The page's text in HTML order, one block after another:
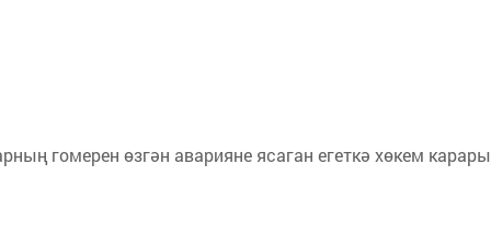
гомерен өзгән аварияне ясаган егеткә хөкем карары